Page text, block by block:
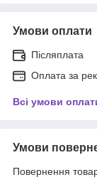
Умови оплати
Післяплата
Оплата за
Всі умови
Умови
Повернення